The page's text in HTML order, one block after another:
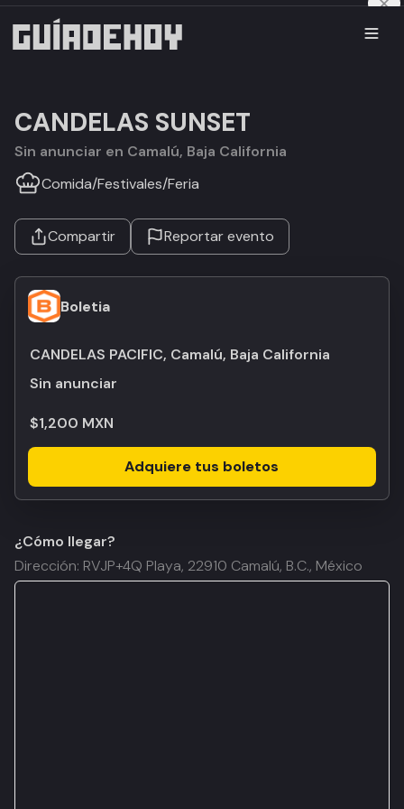
CANDELAS SUNSET
Sin anunciar en Camalú, Baja California
Comida/Festivales/Feria
Compartir Reportar evento
Boletia
CANDELAS PACIFIC, Camalú, Baja California
Sin anunciar
$1,200 MXN
Adquiere tus boletos
¿Cómo llegar?
Dirección: RVJP+4Q Playa, 22910 Camalú, B.C., México